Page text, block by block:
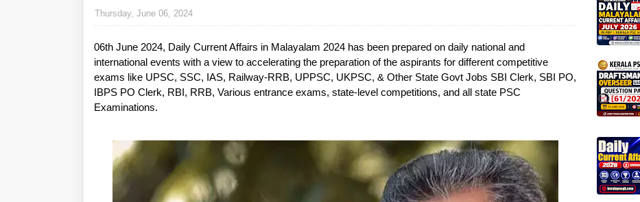
Thursday, June 06, 2024
06th June 2024, Daily Current Affairs in Malayalam 2024 has been prepared on daily national and
international events with a view to accelerating the preparation of the aspirants for different competitive
exams like UPSC, SSC, IAS, Railway-RRB, UPPSC, UKPSC, & Other State Govt Jobs SBI Clerk, SBI PO,
IBPS PO Clerk, RBI, RRB, Various entrance exams, state-level competitions, and all state PSC
Examinations.